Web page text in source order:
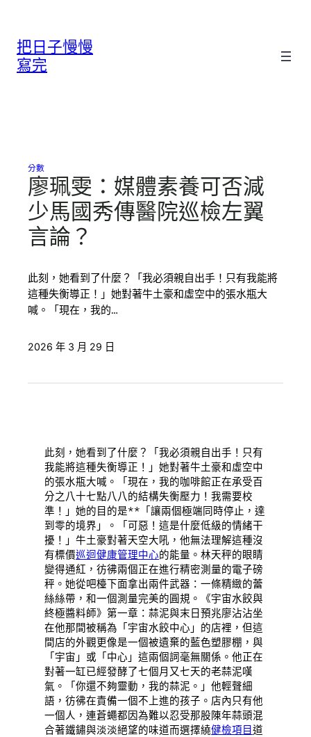
把日子慢慢
寫完
分數
廖珮雯：媒體素養可否減
少馬國秀傳醫院巡檢左翼
言論？
此刻，她看到了什麼？「我必須親自出手！只有我能將
這種失衡導正！」她對著牛土豪和虛空中的張水瓶大
喊。「現在，我的…
2026 年 3 月 29 日
此刻，她看到了什麼？「我必須親自出手！只有
我能將這種失衡導正！」她對著牛土豪和虛空中
的張水瓶大喊。「現在，我的咖啡館正在承受百
分之八十七點八八的結構失衡壓力！我需要校
準！」她的目的是**「讓兩個極端同時停止，達
到零的境界」。「可惡！這是什麼低級的情緒干
擾！」牛土豪對著天空大吼，他無法理解這種沒
有標價巡迴健康管理中心的能量。林天秤的眼睛
變得通紅，彷彿兩個正在進行精密測量的電子磅
秤。她從吧檯下面拿出兩件武器：一條精緻的蕾
絲絲帶，和一個測量完美的圓規。《宇宙水餃與
終極醬料師》第一章：蒜泥與末日預兆廖沾沾坐
在他那間被稱為「宇宙水餃中心」的店裡，但這
間店的外觀更像是一個被遺棄的藍色塑膠棚，與
「宇宙」或「中心」這兩個詞毫無關係。他正在
對著一缸已經發酵了七個月又七天的老蒜泥嘆
氣。「你還不夠靈動，我的蒜泥。」他輕聲細
語，彷彿在責備一個不上進的孩子。店內只有他
一個人，連蒼蠅都因為難以忍受那股陳年蒜頭混
合著鐵鏽與淡淡絕望的味道而選擇繞健檢項目道